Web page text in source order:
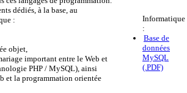
dédiés, à la base, au
:
objet,
important entre le Web et
PHP / MySQL), ainsi
et la programmation orientée
Informatique
:
Base de
données
MySQL
(.PDF)